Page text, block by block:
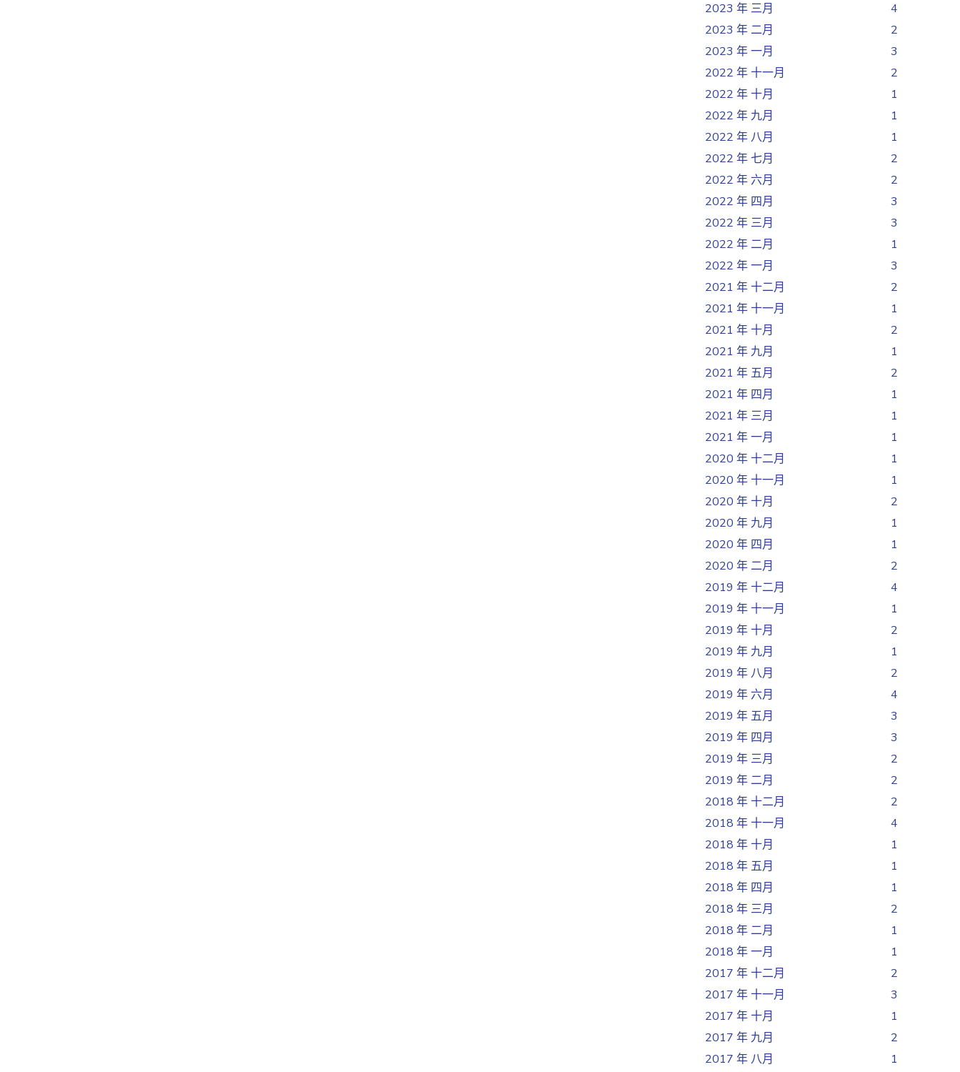
2023 年 三月
4
2023 年 二月
2
2023 年 一月
3
2022 年 十一月
2
2022 年 十月
1
2022 年 九月
1
2022 年 八月
1
2022 年 七月
2
2022 年 六月
2
2022 年 四月
3
2022 年 三月
3
2022 年 二月
1
2022 年 一月
3
2021 年 十二月
2
2021 年 十一月
1
2021 年 十月
2
2021 年 九月
1
2021 年 五月
2
2021 年 四月
1
2021 年 三月
1
2021 年 一月
1
2020 年 十二月
1
2020 年 十一月
1
2020 年 十月
2
2020 年 九月
1
2020 年 四月
1
2020 年 二月
2
2019 年 十二月
4
2019 年 十一月
1
2019 年 十月
2
2019 年 九月
1
2019 年 八月
2
2019 年 六月
4
2019 年 五月
3
2019 年 四月
3
2019 年 三月
2
2019 年 二月
2
2018 年 十二月
2
2018 年 十一月
4
2018 年 十月
1
2018 年 五月
1
2018 年 四月
1
2018 年 三月
2
2018 年 二月
1
2018 年 一月
1
2017 年 十二月
2
2017 年 十一月
3
2017 年 十月
1
2017 年 九月
2
2017 年 八月
1